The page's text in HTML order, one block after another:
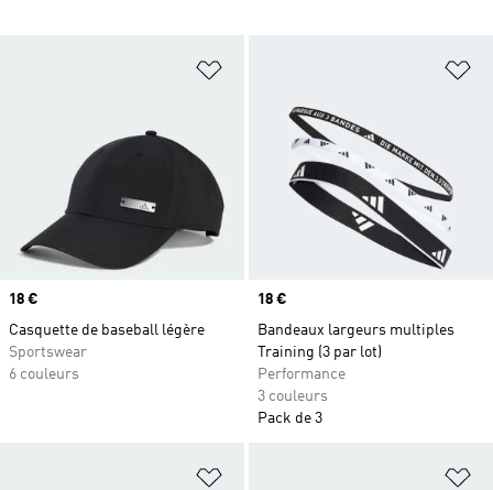
Ajouter à la Liste de produits
Prix
18 €
Casquette de baseball légère
Sportswear
6 couleurs
Prix
18 €
Bandeaux largeurs multiples
Training (3 par lot)
Performance
3 couleurs
Pack de 3
Ajouter à la Liste de produits